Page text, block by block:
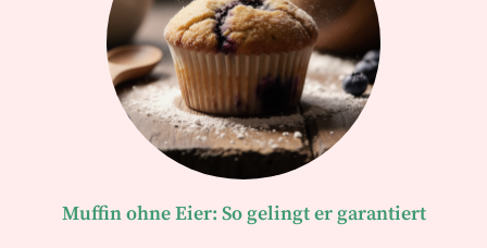
Muffin ohne Eier: So gelingt er garantiert